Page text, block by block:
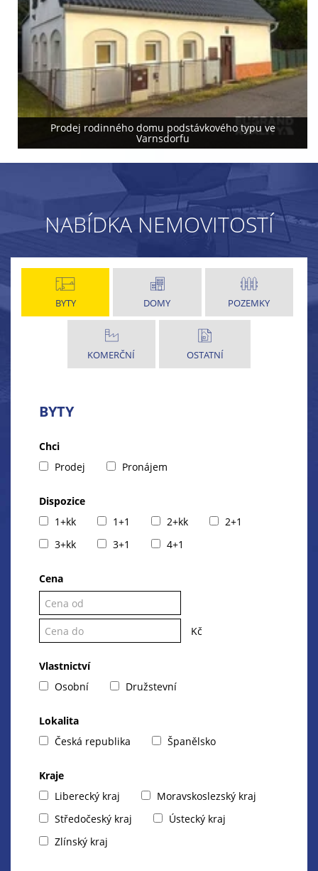
Prodej rodinného domu podstávkového typu ve
Varnsdorfu
NABÍDKA NEMOVITOSTÍ
BYTY DOMY POZEMKY
KOMERČNÍ OSTATNÍ
BYTY
Chci
Prodej
Pronájem
Dispozice
1+kk
1+1 2+kk
2+1
3+kk
3+1 4+1
Cena
Kč
Vlastnictví
Osobní
Družstevní
Lokalita
Česká republika
Španělsko
Kraje
Liberecký kraj
Moravskoslezský kraj
Středočeský kraj
Ústecký kraj
Zlínský kraj